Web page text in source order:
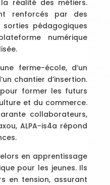
réalité des métiers.
renforcés par des
pédagogiques
numérique
ferme-école, d’un
chantier d’insertion.
former les futurs
et du commerce.
collaborateurs,
ALPA-is4a répond
en apprentissage
pour les jeunes. Ils
en tension, assurant